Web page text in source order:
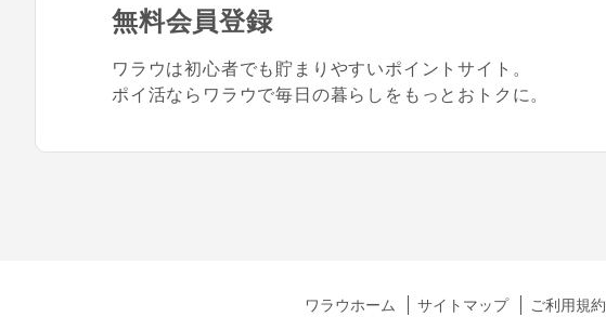
無料会員登録
ワラウは初心者でも貯まりやすいポイントサイト。
ポイ活ならワラウで毎日の暮らしをもっとおトクに。
ワラウホーム サイトマップ ご利用規約